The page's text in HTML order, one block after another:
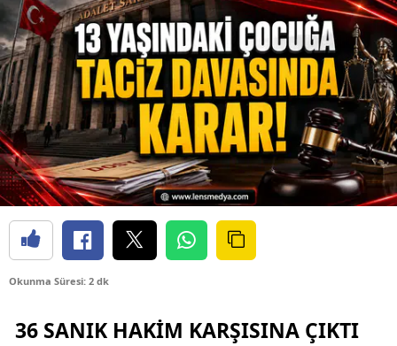
Okunma Süresi: 2 dk
36 SANIK HAKİM KARŞISINA ÇIKTI